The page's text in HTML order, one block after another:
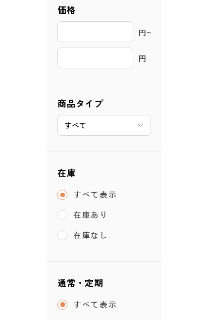
価格
円~
円
商品タイプ
在庫
すべて表示
在庫あり
在庫なし
通常・定期
すべて表示